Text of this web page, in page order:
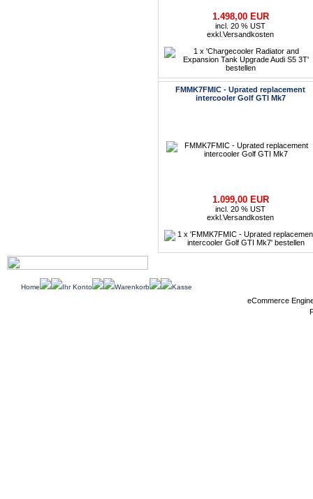
1.498,00 EUR
incl. 20 % UST
exkl. Versandkosten
FMMK7FMIC - Uprated replacement
intercooler Golf GTI Mk7
1.099,00 EUR
incl. 20 % UST
exkl. Versandkosten
Home Ihr Konto Warenkorb Kasse
eCommerce